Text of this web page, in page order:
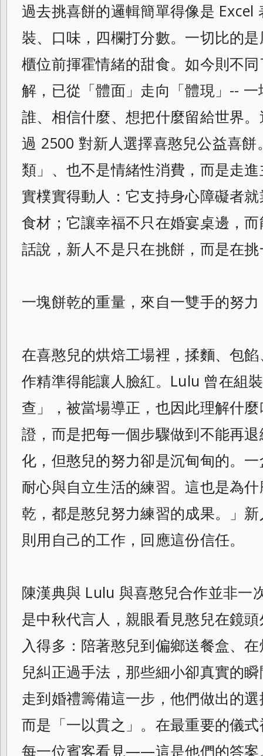
過去挑喜餅的邏輯簡單得像是 Excel
裝、口味，四欄打分數。一切比的
櫃位前揮霍情緒的甜食。如今則不
解，已從「體面」走向「體現」--
誰、相信什麼、想把什麼留給世界
過 2500 對新人選擇喜憨兒公益喜
類」、也不是情緒性消費，而是走
實樸實得動人：它支持身心障礙者
食材；它讓幸福不只在婚宴桌邊，
話說，新人不是只在挑餅，而是在
一塊餅乾的重量，來自一雙手的努力
在喜憨兒的烘焙工場裡，揉麵、包
作精準得能讓人臉紅。Lulu 曾在組
查」，被當場導正，也因此理解什
證，而是把每一個步驟做到不能再
化，但憨兒的努力卻是沉甸甸的。
耐心與自立生活的練習。這也是為
乾，都是憨兒努力練習的成果。」
則用自己的工作，回應這份信任。
陳漢典與 Lulu 與喜憨兒合作並非一
是中秋代言人，親眼看見憨兒在鏡
入得多：陪著憨兒到偏鄉送餐盒、
兒糾正過手法，那些細小卻真實的
走到婚禮籌備這一步，他們做出的
而是「一以貫之」。在最重要的儀
每一位賓客看見——這是他們的答案